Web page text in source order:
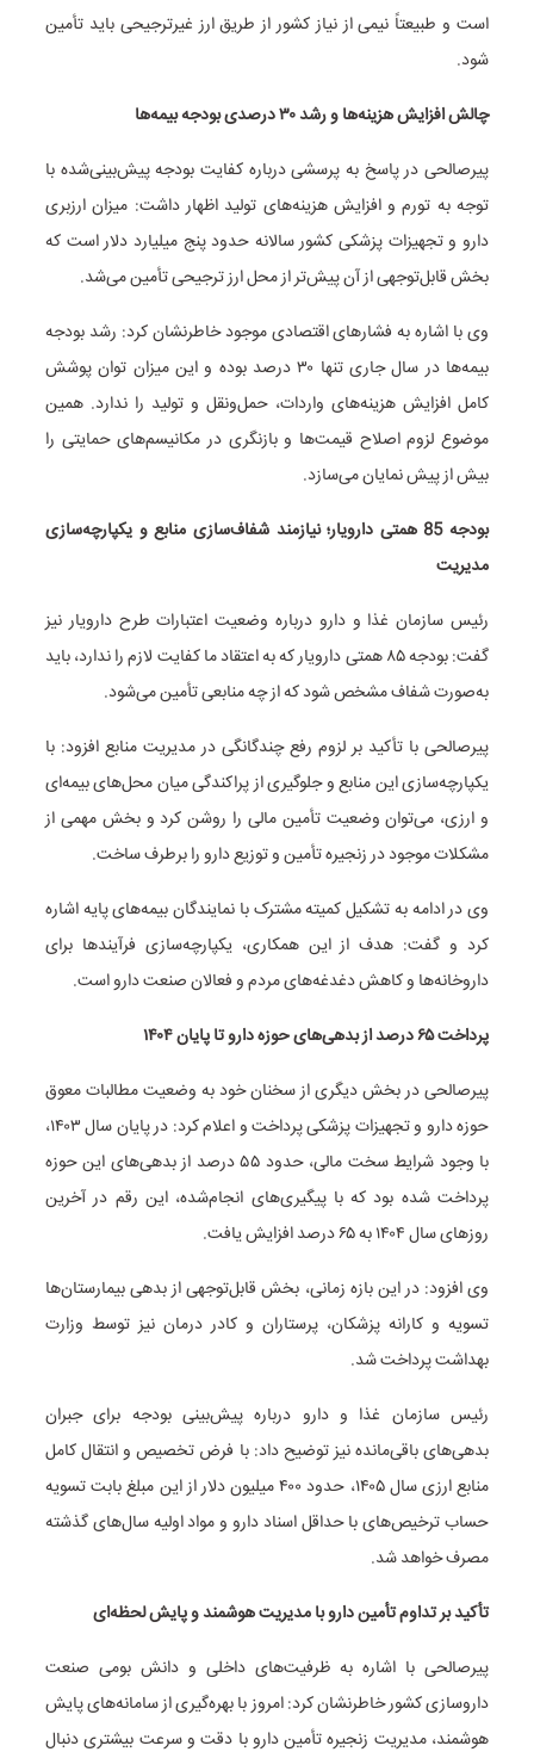
است و طبیعتاً نیمی از نیاز کشور از طریق ارز غیرترجیحی باید تأمین
شود.
چالش افزایش هزینه‌ها و رشد ۳۰ درصدی بودجه بیمه‌ها
پیرصالحی در پاسخ به پرسشی درباره کفایت بودجه پیش‌بینی‌شده با
توجه به تورم و افزایش هزینه‌های تولید اظهار داشت: میزان ارزبری
دارو و تجهیزات پزشکی کشور سالانه حدود پنج میلیارد دلار است که
بخش قابل‌توجهی از آن پیش‌تر از محل ارز ترجیحی تأمین می‌شد.
وی با اشاره به فشارهای اقتصادی موجود خاطرنشان کرد: رشد بودجه
بیمه‌ها در سال جاری تنها ۳۰ درصد بوده و این میزان توان پوشش
کامل افزایش هزینه‌های واردات، حمل‌ونقل و تولید را ندارد. همین
موضوع لزوم اصلاح قیمت‌ها و بازنگری در مکانیسم‌های حمایتی را
بیش از پیش نمایان می‌سازد.
بودجه 85 همتی دارویار؛ نیازمند شفاف‌سازی منابع و یکپارچه‌سازی
مدیریت
رئیس سازمان غذا و دارو درباره وضعیت اعتبارات طرح دارویار نیز
گفت: بودجه ۸۵ همتی دارویار که به اعتقاد ما کفایت لازم را ندارد، باید
به‌صورت شفاف مشخص شود که از چه منابعی تأمین می‌شود.
پیرصالحی با تأکید بر لزوم رفع چندگانگی در مدیریت منابع افزود: با
یکپارچه‌سازی این منابع و جلوگیری از پراکندگی میان محل‌های بیمه‌ای
و ارزی، می‌توان وضعیت تأمین مالی را روشن کرد و بخش مهمی از
مشکلات موجود در زنجیره تأمین و توزیع دارو را برطرف ساخت.
وی در ادامه به تشکیل کمیته مشترک با نمایندگان بیمه‌های پایه اشاره
کرد و گفت: هدف از این همکاری، یکپارچه‌سازی فرآیندها برای
داروخانه‌ها و کاهش دغدغه‌های مردم و فعالان صنعت دارو است.
پرداخت ۶۵ درصد از بدهی‌های حوزه دارو تا پایان ۱۴۰۴
پیرصالحی در بخش دیگری از سخنان خود به وضعیت مطالبات معوق
حوزه دارو و تجهیزات پزشکی پرداخت و اعلام کرد: در پایان سال ۱۴۰۳،
با وجود شرایط سخت مالی، حدود ۵۵ درصد از بدهی‌های این حوزه
پرداخت شده بود که با پیگیری‌های انجام‌شده، این رقم در آخرین
روزهای سال ۱۴۰۴ به ۶۵ درصد افزایش یافت.
وی افزود: در این بازه زمانی، بخش قابل‌توجهی از بدهی بیمارستان‌ها
تسویه و کارانه پزشکان، پرستاران و کادر درمان نیز توسط وزارت
بهداشت پرداخت شد.
رئیس سازمان غذا و دارو درباره پیش‌بینی بودجه برای جبران
بدهی‌های باقی‌مانده نیز توضیح داد: با فرض تخصیص و انتقال کامل
منابع ارزی سال ۱۴۰۵، حدود ۴۰۰ میلیون دلار از این مبلغ بابت تسویه
حساب ترخیص‌های با حداقل اسناد دارو و مواد اولیه سال‌های گذشته
مصرف خواهد شد.
تأکید بر تداوم تأمین دارو با مدیریت هوشمند و پایش لحظه‌ای
پیرصالحی با اشاره به ظرفیت‌های داخلی و دانش بومی صنعت
داروسازی کشور خاطرنشان کرد: امروز با بهره‌گیری از سامانه‌های پایش
هوشمند، مدیریت زنجیره تأمین دارو با دقت و سرعت بیشتری دنبال